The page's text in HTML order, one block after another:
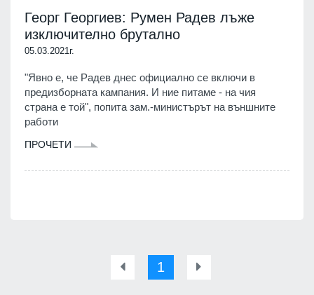
Георг Георгиев: Румен Радев лъже
изключително брутално
05.03.2021г.
"Явно е, че Радев днес официално се включи в
предизборната кампания. И ние питаме - на чия
страна е той", попита зам.-министърът на външните
работи
ПРОЧЕТИ
1